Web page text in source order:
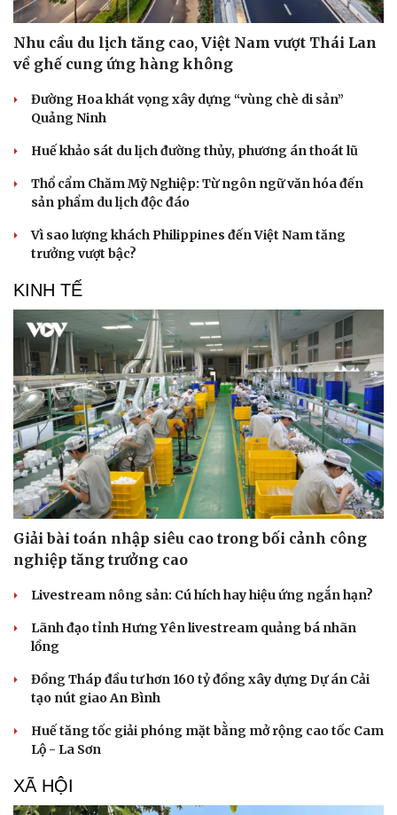
Sân khấu - Điện ảnh
Văn học
Di sản
Nghệ sĩ
Nhu cầu du lịch tăng cao, Việt Nam vượt Thái Lan
về ghế cung ứng hàng không
Đường Hoa khát vọng xây dựng “vùng chè di sản”
Quảng Ninh
Huế khảo sát du lịch đường thủy, phương án thoát lũ
Thổ cẩm Chăm Mỹ Nghiệp: Từ ngôn ngữ văn hóa đến
sản phẩm du lịch độc đáo
Vì sao lượng khách Philippines đến Việt Nam tăng
trưởng vượt bậc?
KINH TẾ
Giải bài toán nhập siêu cao trong bối cảnh công
nghiệp tăng trưởng cao
Livestream nông sản: Cú hích hay hiệu ứng ngắn hạn?
Lãnh đạo tỉnh Hưng Yên livestream quảng bá nhãn
lồng
Đồng Tháp đầu tư hơn 160 tỷ đồng xây dựng Dự án Cải
tạo nút giao An Bình
Huế tăng tốc giải phóng mặt bằng mở rộng cao tốc Cam
Lộ - La Sơn
XÃ HỘI